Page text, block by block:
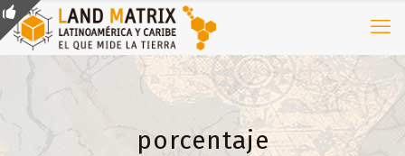
porcentaje